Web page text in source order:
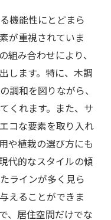
機能性にとどまら
が重視されていま
組み合わせにより、
します。特に、木調
調和を図りながら、
くれます。また、サ
コな要素を取り入れ
や植栽の選び方にも
代的なスタイルの傾
ラインが多く見ら
えることができま
、居住空間だけでな